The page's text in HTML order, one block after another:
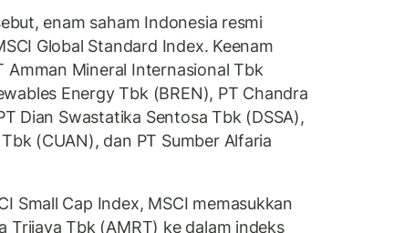
enam saham Indonesia resmi
Global Standard Index. Keenam
Amman Mineral Internasional Tbk
Energy Tbk (BREN), PT Chandra
Dian Swastatika Sentosa Tbk (DSSA),
(CUAN), dan PT Sumber Alfaria
Small Cap Index, MSCI memasukkan
Trijaya Tbk (AMRT) ke dalam indeks